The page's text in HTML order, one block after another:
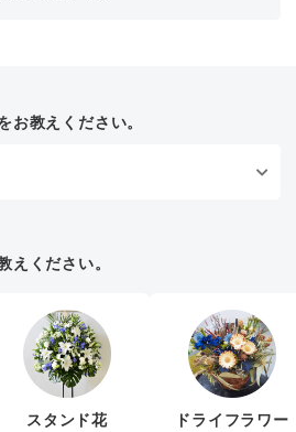
お教えください。
えください。
スタンド花 ドライフラワー